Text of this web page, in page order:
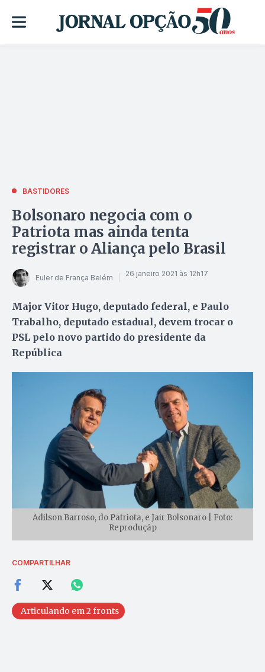
BASTIDORES
Bolsonaro negocia com o
Patriota mas ainda tenta
registrar o Aliança pelo Brasil
Euler de França Belém 26 janeiro 2021 às 12h17
Major Vitor Hugo, deputado federal, e Paulo
Trabalho, deputado estadual, devem trocar o
PSL pelo novo partido do presidente da
República
Adilson Barroso, do Patriota, e Jair Bolsonaro | Foto:
Reproduçãp
COMPARTILHAR
Articulando em 2 fronts